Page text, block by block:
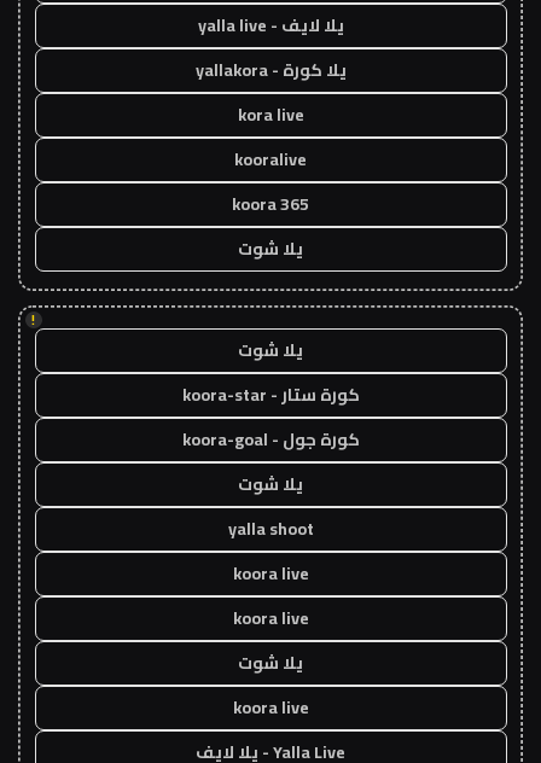
يلا لايف - yalla live
يلا كورة - yallakora
kora live
kooralive
koora 365
يلا شوت
!
يلا شوت
كورة ستار - koora-star
كورة جول - koora-goal
يلا شوت
yalla shoot
koora live
koora live
يلا شوت
koora live
Yalla Live - يلا لايف